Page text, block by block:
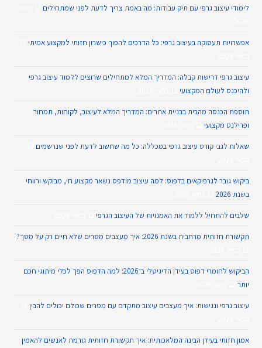
לימודי עיצוב גרפי עם תיק עבודות: מה באמת צריך לדעת לפני שמתחילים
אפשרויות תעסוקה בעיצוב גרפי: כל הדרכים להפוך כישרון חזותי למקצוע אמיתי
עיצוב גרפי דרישות קבלה: המדריך המלא למתחילים שרוצים ללמוד עיצוב גרפי
ולהיכנס לעולם המקצועי
תוספת הכנסה מהבית בבניית אתרים: המדריך המלא לעיצוב, לקוחות, תמחור
ופרילנס מקצועי
שאלות לגבי קורס עיצוב גרפי במכללה: כל מה שחשוב לדעת לפני שנרשמים
ביקוש גובר לגרפיקאים בדפוס: למה עיצוב מודפס נשאר מקצוע חי, מבוקש ורווחי
בשנת 2026
שלבים להתחיל ללמוד את האמנויות של העיצוב הגרפי
תקשורת חזותית מרחבית בשנת 2026: איך מעצבים מסרים שלא חיים רק על מסך?
הביקוש לחומרי דפוס בעידן הדיגיטלי ב־2026: למה הדפוס הפך לכלי מיתוגי חכם
יותר
עיצוב גרפי ונגישות: איך מעצבים עיצוב מתקדם עם מסרים שכולם יכולים להבין
אמון חזותי בעידן הבינה המלאכותית: איך תקשורת חזותית גורמת לאנשים להאמין